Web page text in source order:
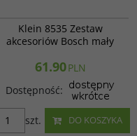
Klein 8535 Zestaw
akcesoriów Bosch mały
61.90PLN
Dostępność:
DO KOSZYKA
szt.